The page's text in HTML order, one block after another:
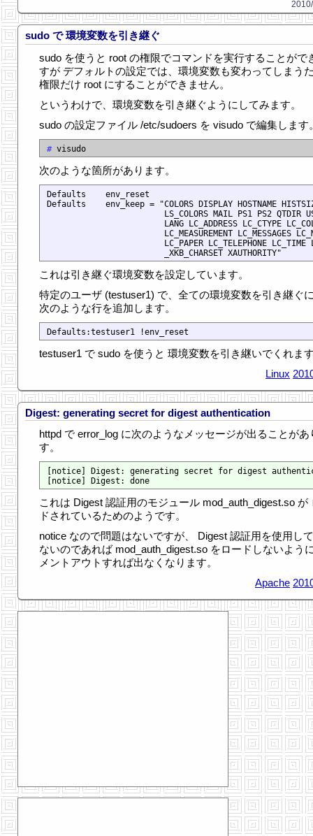
sudo で 環境変数を引き継ぐ
sudo を使うと root の権限でコマンドを実行することがで
すが デフォルトの設定では、環境変数も変わってしまう
権限だけ root にすることができません。
というわけで、環境変数を引き継ぐようにしてみます。
sudo の設定ファイル /etc/sudoers を visudo で編集します
#
次のような箇所があります。
Defaults    env_reset
Defaults    env_keep = "COLORS DISPLAY HOSTNAME
LS_COLORS MAIL PS1 PS2 QTDIR
LANG LC_ADDRESS LC_CTYPE
LC_MEASUREMENT LC_MESSAGES
LC_PAPER LC_TELEPHONE LC_TIME
これは引き継ぐ環境変数を設定しています。
特定のユーザ (testuser1) で、全ての環境変数を引き継ぐ
次のような行を追加します。
testuser1 で sudo を使うと 環境変数を引き継いでくれま
Linux
Digest: generating secret for digest authentication
httpd で error_log に次のようなメッセージが出ることがあ
す。
[notice] Digest: generating secret for digest
これは Digest 認証用のモジュール mod_auth_digest.so が
ドされているためのようです。
notice なので問題はないですが、 Digest 認証用を使用し
ないのであれば mod_auth_digest.so をロードしないよう
メントアウトすれば出なくなります。
Apache